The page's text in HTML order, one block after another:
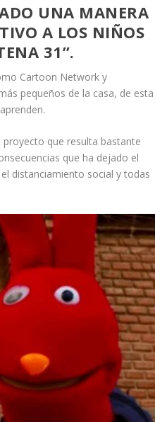
UNA MANERA
A LOS NIÑOS
31”.
Cartoon Network y
pequeños de la casa, de esta
que resulta bastante
que ha dejado el
distanciamiento social y todas